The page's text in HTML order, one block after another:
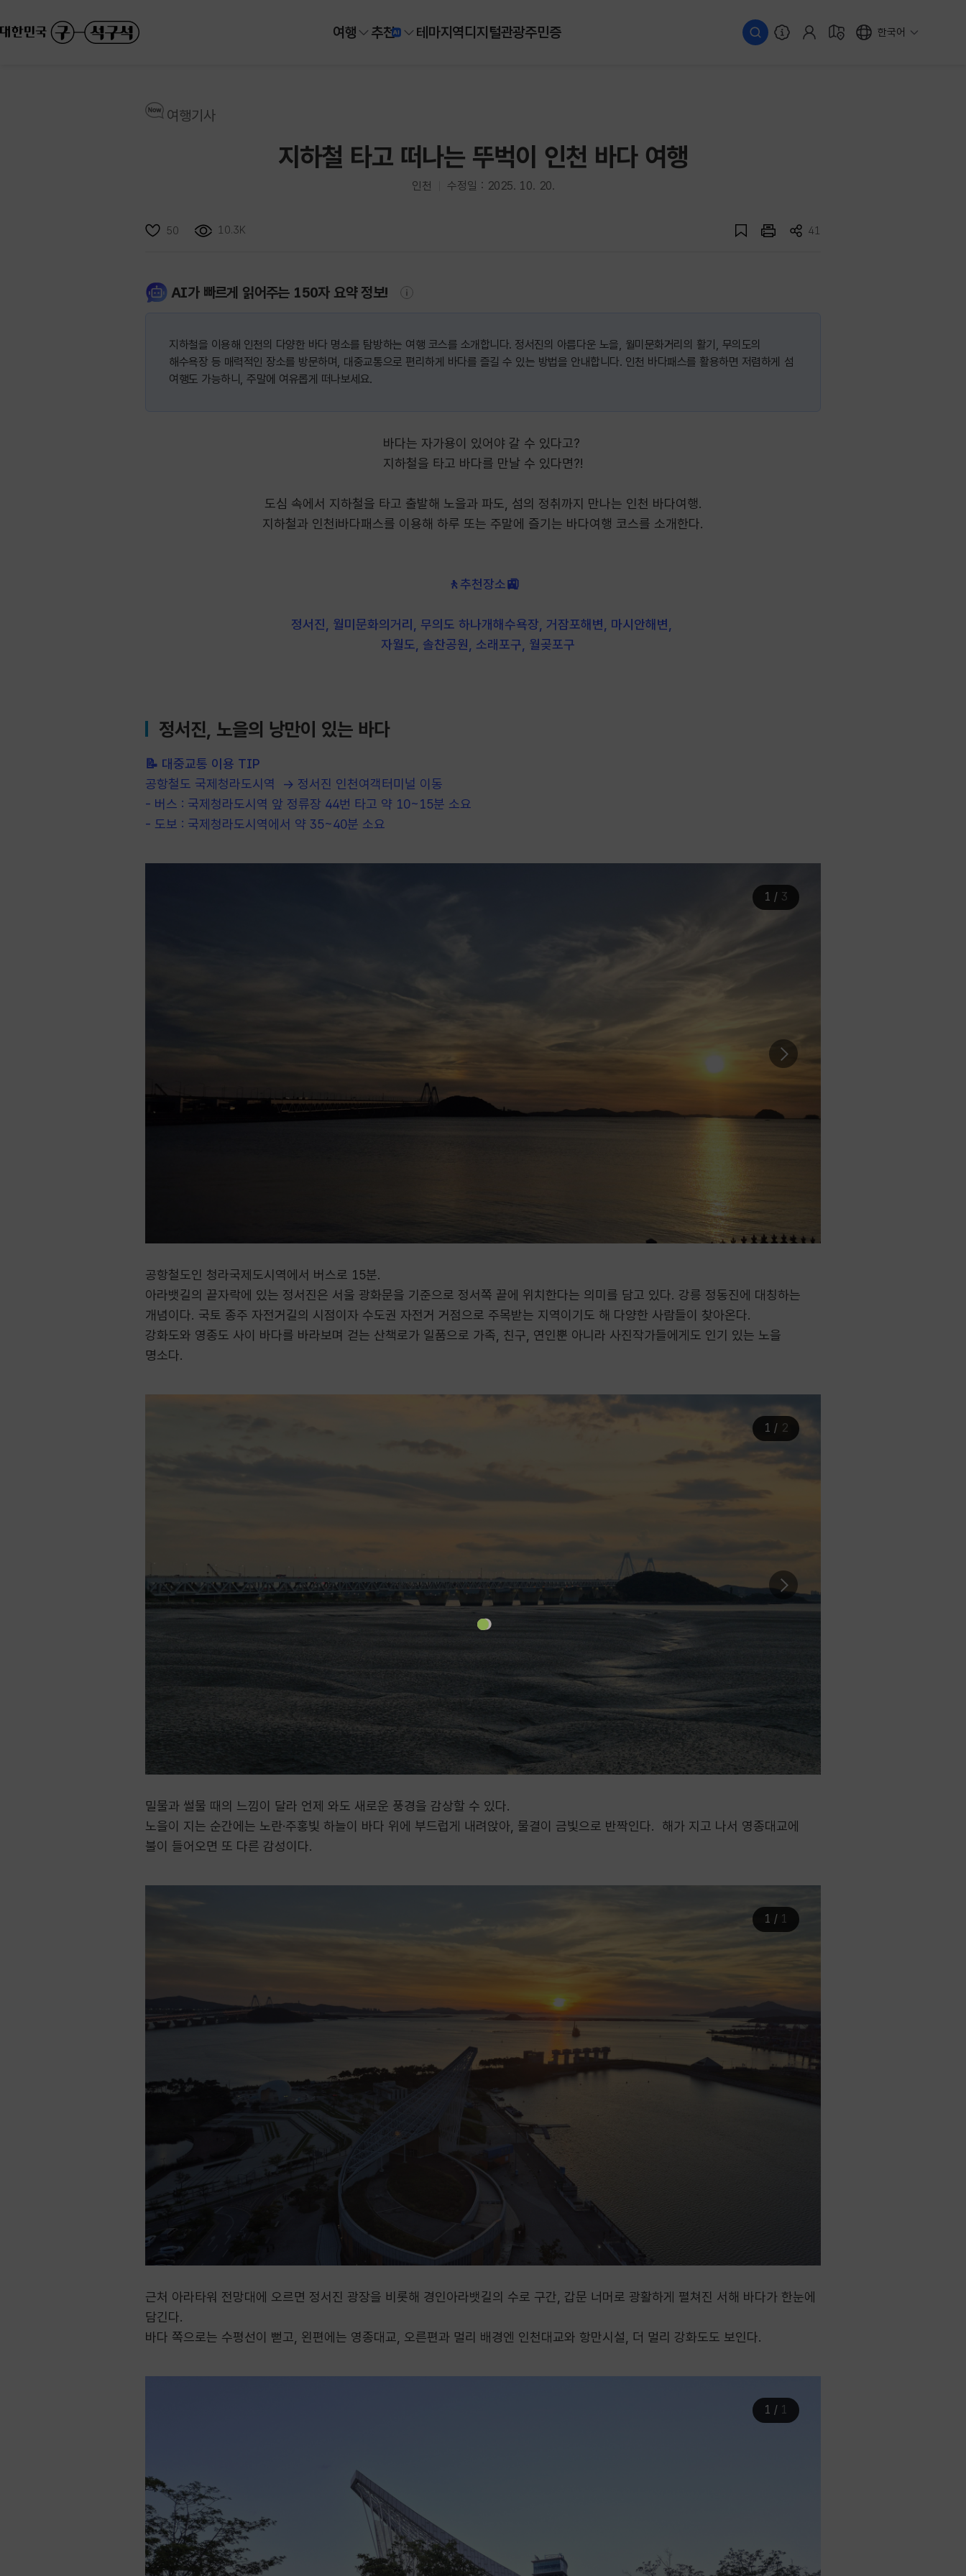
여행 추천 테마지역디지털관광주민증 한국어
여행기사
지하철 타고 떠나는 뚜벅이 인천 바다 여행
인천 수정일 : 2025. 10. 20.
50 10.3K 41
AI가 빠르게 읽어주는 150자 요약 정보!
지하철을 이용해 인천의 다양한 바다 명소를 탐방하는 여행 코스를 소개합니다. 정서진의 아름다운 노을, 월미문화거리의 활기, 무의도의
해수욕장 등 매력적인 장소를 방문하며, 대중교통으로 편리하게 바다를 즐길 수 있는 방법을 안내합니다. 인천 바다패스를 활용하면 저렴하게 섬
여행도 가능하니, 주말에 여유롭게 떠나보세요.
바다는 자가용이 있어야 갈 수 있다고?
지하철을 타고 바다를 만날 수 있다면?!
도심 속에서 지하철을 타고 출발해 노을과 파도, 섬의 정취까지 만나는 인천 바다여행.
지하철과 인천i바다패스를 이용해 하루 또는 주말에 즐기는 바다여행 코스를 소개한다.
🚶추천장소🚉
정서진, 월미문화의거리, 무의도 하나개해수욕장, 거잠포해변, 마시안해변,
자월도, 솔찬공원, 소래포구, 월곶포구
정서진, 노을의 낭만이 있는 바다
📝 대중교통 이용 TIP
공항철도 국제청라도시역 → 정서진 인천여객터미널 이동
- 버스 : 국제청라도시역 앞 정류장 44번 타고 약 10~15분 소요
- 도보 : 국제청라도시역에서 약 35~40분 소요
1 / 3
공항철도인 청라국제도시역에서 버스로 15분.
아라뱃길의 끝자락에 있는 정서진은 서울 광화문을 기준으로 정서쪽 끝에 위치한다는 의미를 담고 있다. 강릉 정동진에 대칭하는
개념이다. 국토 종주 자전거길의 시점이자 수도권 자전거 거점으로 주목받는 지역이기도 해 다양한 사람들이 찾아온다.
강화도와 영종도 사이 바다를 바라보며 걷는 산책로가 일품으로 가족, 친구, 연인뿐 아니라 사진작가들에게도 인기 있는 노을
명소다.
1 / 2
밀물과 썰물 때의 느낌이 달라 언제 와도 새로운 풍경을 감상할 수 있다.
노을이 지는 순간에는 노란·주홍빛 하늘이 바다 위에 부드럽게 내려앉아, 물결이 금빛으로 반짝인다. 해가 지고 나서 영종대교에
불이 들어오면 또 다른 감성이다.
1 / 1
근처 아라타워 전망대에 오르면 정서진 광장을 비롯해 경인아라뱃길의 수로 구간, 갑문 너머로 광활하게 펼쳐진 서해 바다가 한눈에
담긴다.
바다 쪽으로는 수평선이 뻗고, 왼편에는 영종대교, 오른편과 멀리 배경엔 인천대교와 항만시설, 더 멀리 강화도도 보인다.
1 / 1